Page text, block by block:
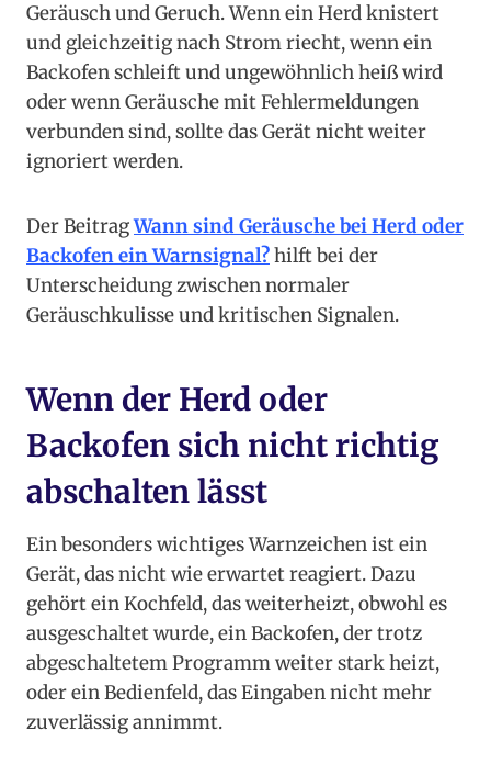
Geräusch und Geruch. Wenn ein Herd knistert
und gleichzeitig nach Strom riecht, wenn ein
Backofen schleift und ungewöhnlich heiß wird
oder wenn Geräusche mit Fehlermeldungen
verbunden sind, sollte das Gerät nicht weiter
ignoriert werden.
Der BeitragWann sind Geräusche bei Herd oder
Backofen ein Warnsignal?hilft bei der
Unterscheidung zwischen normaler
Geräuschkulisse und kritischen Signalen.
Wenn der Herd oder
Backofen sich nicht richtig
abschalten lässt
Ein besonders wichtiges Warnzeichen ist ein
Gerät, das nicht wie erwartet reagiert. Dazu
gehört ein Kochfeld, das weiterheizt, obwohl es
ausgeschaltet wurde, ein Backofen, der trotz
abgeschaltetem Programm weiter stark heizt,
oder ein Bedienfeld, das Eingaben nicht mehr
zuverlässig annimmt.